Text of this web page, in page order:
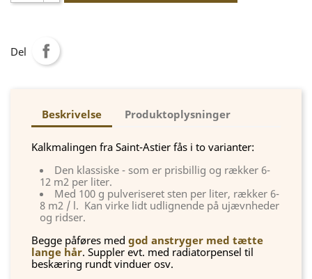
Del
Beskrivelse Produktoplysninger
Kalkmalingen fra Saint-Astier fås i to varianter:
Den klassiske - som er prisbillig og rækker 6-
12 m2 per liter.
Med 100 g pulveriseret sten per liter, rækker 6-
8 m2 / l. Kan virke lidt udlignende på ujævnheder
og ridser.
Begge påføres med god anstryger med tætte
lange hår. Suppler evt. med radiatorpensel til
beskæring rundt vinduer osv.